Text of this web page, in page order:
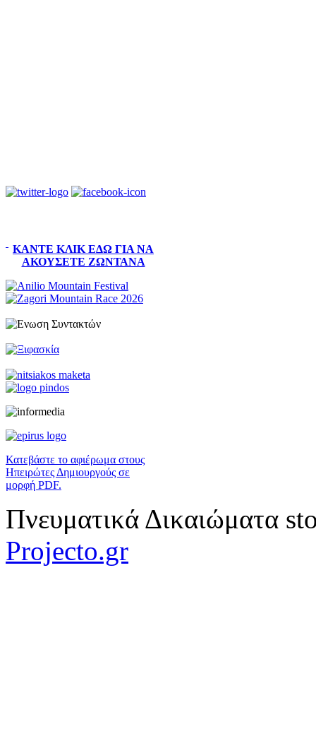
ΚΆΝΤΕ ΚΛΙΚ ΕΔΏ ΓΙΑ ΝΑ
ΑΚΟΎΣΕΤΕ ΖΩΝΤΑΝΆ
Κατεβάστε το αφιέρωμα στους
Ηπειρώτες Δημιουργούς σε
μορφή PDF.
Πνευματικά Δικαιώματα
Projecto.gr